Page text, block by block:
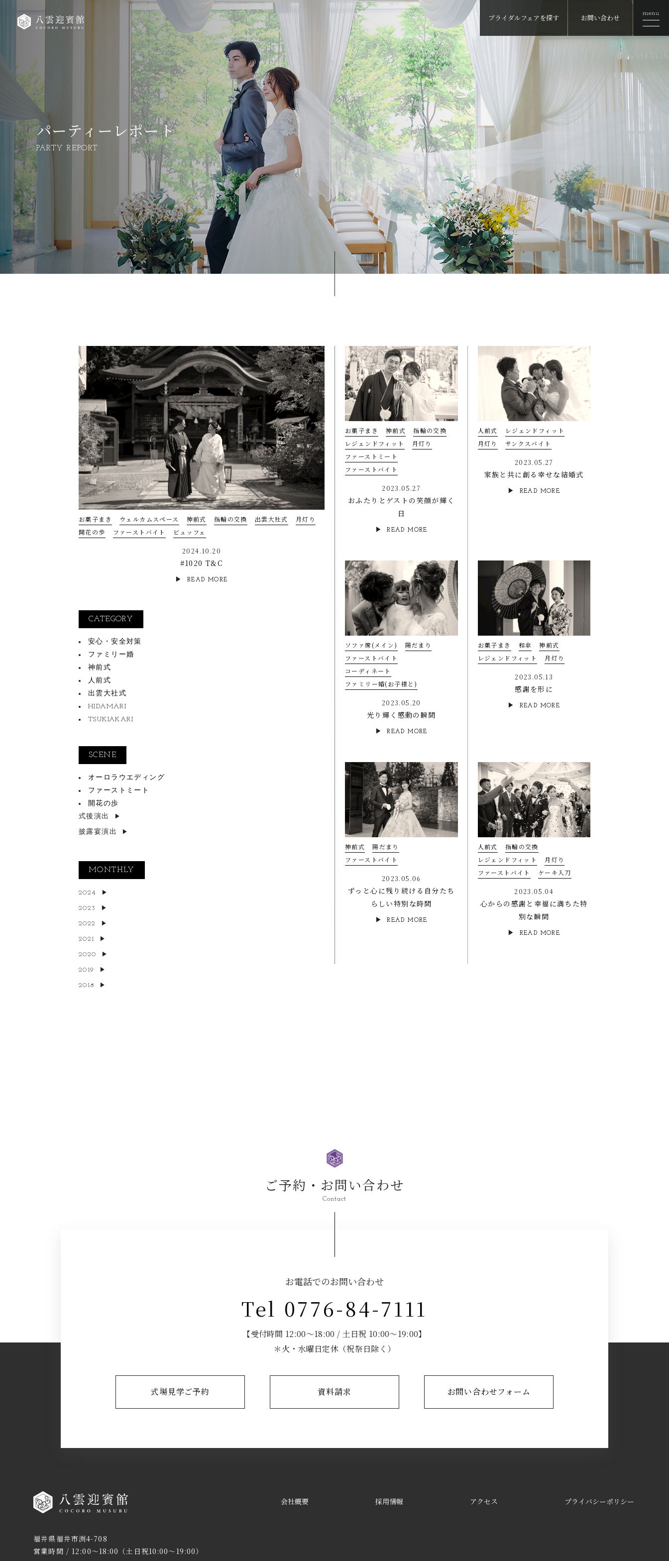
ブライダルフェアを探す お問い合わせ menu
パーティーレポート
PARTY REPORT
お菓子まき ウェルカムスペース 神前式 指輪の交換 出雲大社式
月灯り
開花の歩
ファーストバイト ビュッフェ
2024.10.20
#1020 T&C
READ MORE
CATEGORY
安心・安全対策
ファミリー婚
神前式
人前式
出雲大社式
HIDAMARI
TSUKIAKARI
SCENE
オーロラウエディング
ファーストミート
開花の歩
式後演出
披露宴演出
MONTHLY
2024
2023
2022
2021
2020
2019
2018
お菓子まき 神前式
指輪の交換
レジェンドフィット
月灯り
ファーストミート
ファーストバイト
2023.05.27
おふたりとゲストの笑顔が輝く
日
READ MORE
人前式
レジェンドフィット
月灯り
サンクスバイト
2023.05.27
家族と共に創る幸せな結婚式
READ MORE
ソファ席(メイン)
陽だまり
ファーストバイト
コーディネート
ファミリー婚(お子様と)
2023.05.20
光り輝く感動の瞬間
READ MORE
お菓子まき 和傘
神前式
レジェンドフィット
月灯り
2023.05.13
感謝を形に
READ MORE
神前式
陽だまり
ファーストバイト
2023.05.06
ずっと心に残り続ける自分たち
らしい特別な時間
READ MORE
人前式
指輪の交換
レジェンドフィット
月灯り
ファーストバイト
ケーキ入刀
2023.05.04
心からの感謝と幸福に満ちた特
別な瞬間
READ MORE
ご予約・お問い合わせ
Contact
お電話でのお問い合わせ
Tel 0776-84-7111
【受付時間 12:00～18:00 / 土日祝 10:00～19:00】
＊火・水曜日定休（祝祭日除く）
式場見学ご予約 資料請求 お問い合わせフォーム
福井県福井市渕4-708
営業時間 / 12:00～18:00（土日祝10:00～19:00）
会社概要 採用情報 アクセス プライバシーポリシー